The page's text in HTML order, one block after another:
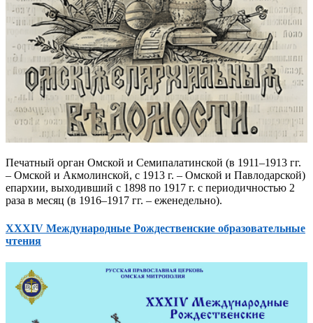
Печатный орган Омской и Семипалатинской (в 1911–1913 гг.
– Омской и Акмолинской, с 1913 г. – Омской и Павлодарской)
епархии, выходивший с 1898 по 1917 г. с периодичностью 2
раза в месяц (в 1916–1917 гг. – еженедельно).
XXXIV Международные Рождественские образовательные
чтения